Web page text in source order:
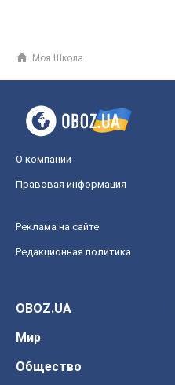
Моя Школа
О компании
Правовая информация
Реклама на сайте
Редакционная политика
OBOZ.UA
Мир
Общество